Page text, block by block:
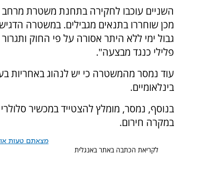
השניים עוכבו לחקירה בתחנת משטרת מרחב
מכן שוחררו בתנאים מגבילים. במשטרה
גבול ימי ללא היתר אסורה על פי החוק
פלילי כנגד מבצעה".
עוד נמסר מהמשטרה כי יש לנהוג באחריות
בינלאומיים.
בנוסף, נמסר, מומלץ להצטייד במכשיר
במקרה חירום.
מצאתם טעות או
לקריאת הכתבה באתר באנגלית